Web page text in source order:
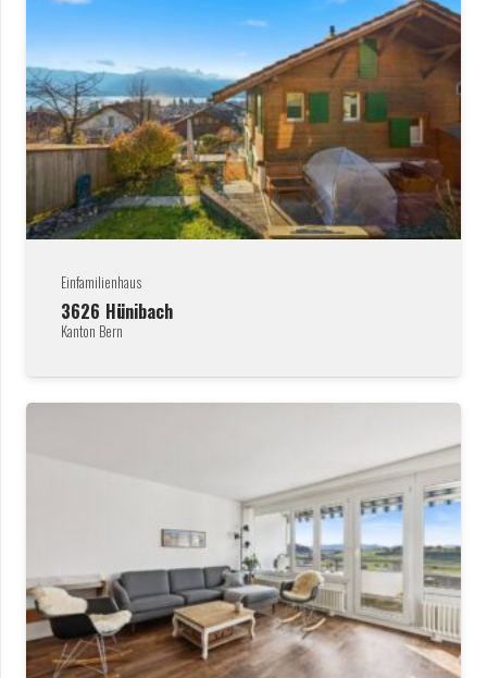
Einfamilienhaus
3626 Hünibach
Kanton Bern